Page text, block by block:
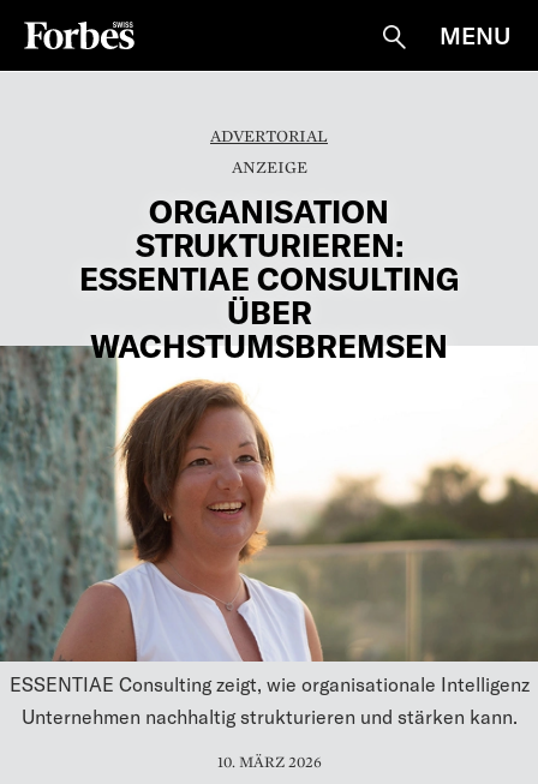
Suche
MENU
ADVERTORIAL
ORGANISATION
STRUKTURIEREN:
ESSENTIAE CONSULTING
ÜBER
WACHSTUMSBREMSEN
ESSENTIAE Consulting zeigt, wie organisationale Intelligenz
Unternehmen nachhaltig strukturieren und stärken kann.
10. MÄRZ 2026